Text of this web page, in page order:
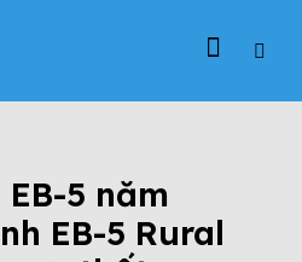
5 năm
EB-5 Rural